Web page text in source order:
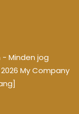
Minden jog
My Company